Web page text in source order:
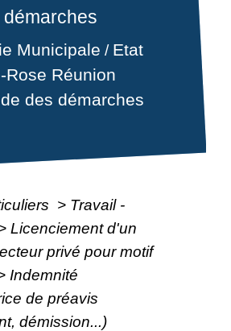
Municipale / Etat
Rose Réunion
des démarches
> Travail -
Licenciement d'un
privé pour motif
Indemnité
de préavis
démission...)